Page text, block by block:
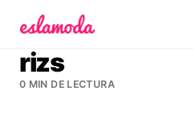
rizs
0 MIN DE LECTURA